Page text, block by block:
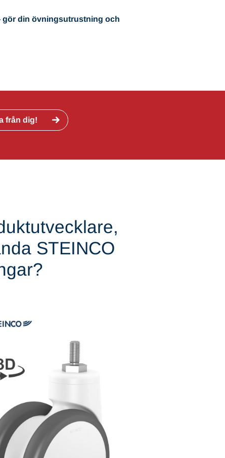
gör din övningsutrustning och
från dig!
STEINCO